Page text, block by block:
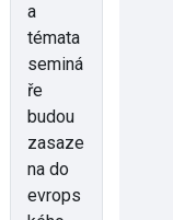
a
témata
seminá
ře
budou
zasaze
na do
evrops